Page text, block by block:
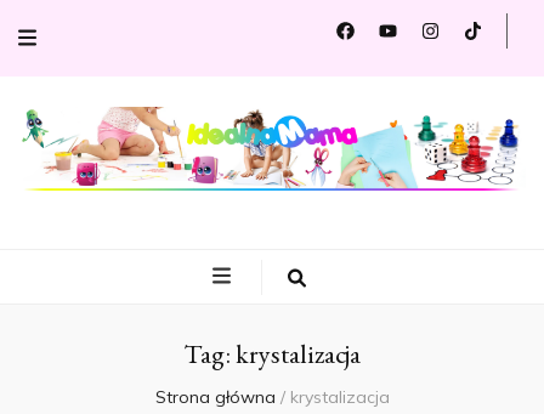
Idealna
Mama
Tag:krystalizacja
Strona główna / krystalizacja